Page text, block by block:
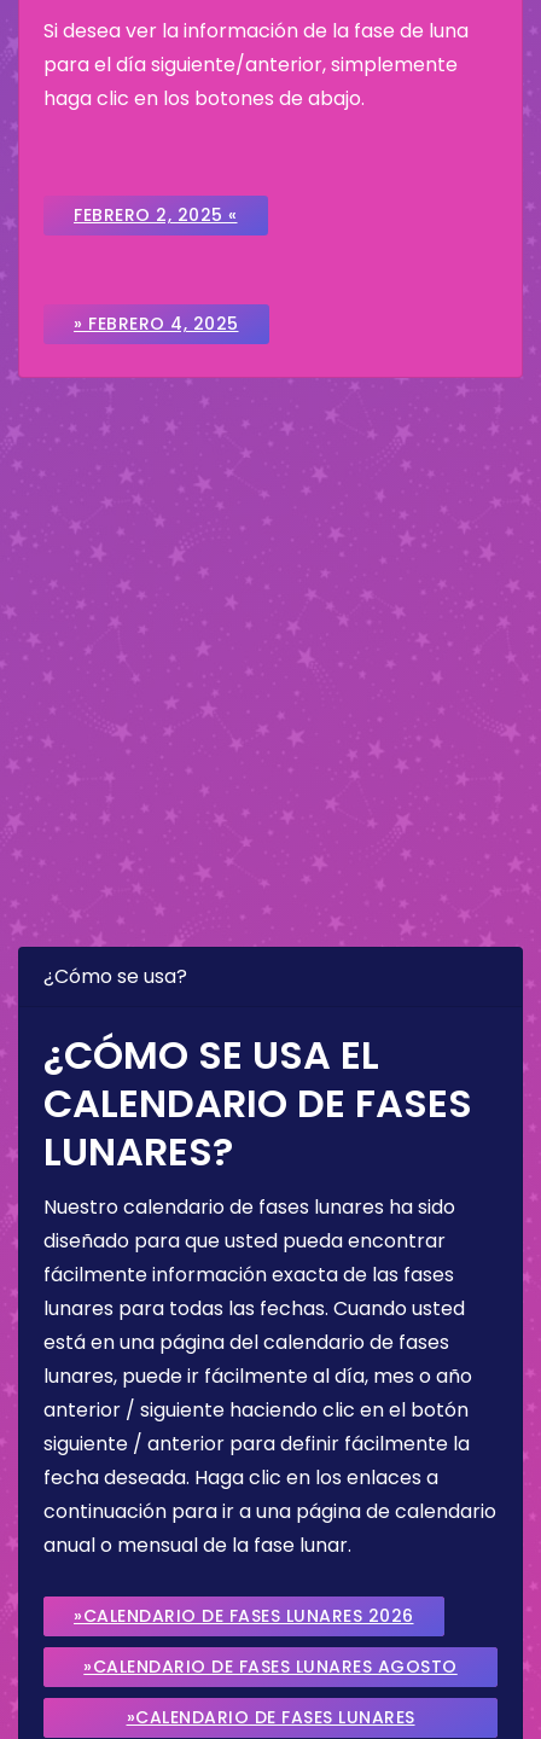
Si desea ver la información de la fase de luna
para el día siguiente/anterior, simplemente
haga clic en los botones de abajo.
FEBRERO 2, 2025 «
» FEBRERO 4, 2025
¿Cómo se usa?
¿CÓMO SE USA EL
CALENDARIO DE FASES
LUNARES?
Nuestro calendario de fases lunares ha sido
diseñado para que usted pueda encontrar
fácilmente información exacta de las fases
lunares para todas las fechas. Cuando usted
está en una página del calendario de fases
lunares, puede ir fácilmente al día, mes o año
anterior / siguiente haciendo clic en el botón
siguiente / anterior para definir fácilmente la
fecha deseada. Haga clic en los enlaces a
continuación para ir a una página de calendario
anual o mensual de la fase lunar.
»CALENDARIO DE FASES LUNARES 2026
»CALENDARIO DE FASES LUNARES AGOSTO
2026
»CALENDARIO DE FASES LUNARES